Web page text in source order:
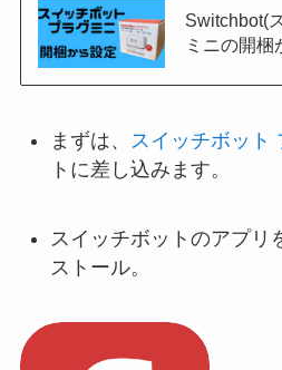
Switchbot(
ミニの開梱
まずは、 スイッチボット
トに差し込みます。
スイッチボットのアプリ
ストール。